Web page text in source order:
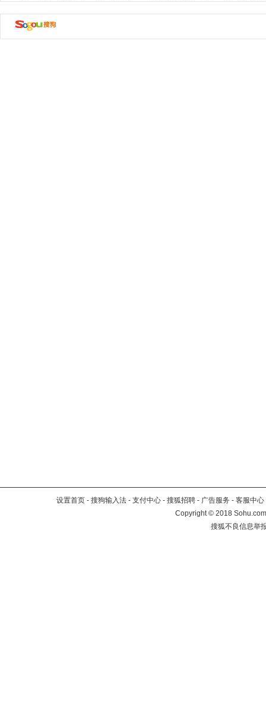
设置首页 - 搜狗输入法 - 支付中心 - 搜狐招聘 - 广告服务 - 客服中心
Copyright©2018
搜狐不良信息举